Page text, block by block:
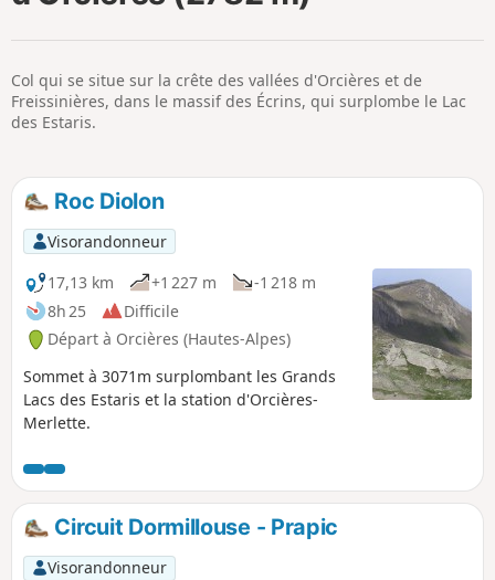
Col qui se situe sur la crête des vallées d'Orcières et de
Freissinières, dans le massif des Écrins, qui surplombe le Lac
des Estaris.
Roc Diolon
Visorandonneur
17,13 km
+1 227 m
-1 218 m
8h 25
Difficile
Départ à Orcières (Hautes-Alpes)
Sommet à 3071m surplombant les Grands
Lacs des Estaris et la station d'Orcières-
Merlette.
Circuit Dormillouse - Prapic
Visorandonneur